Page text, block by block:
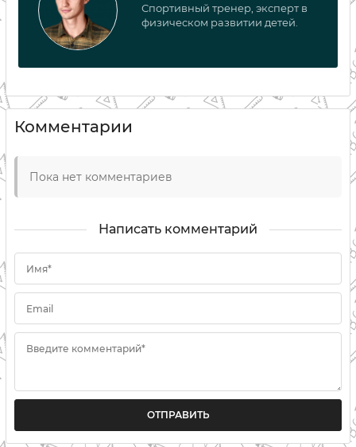
Спортивный тренер, эксперт в
физическом развитии детей.
Комментарии
Пока нет комментариев
Написать комментарий
Имя*
Email
Введите комментарий*
ОТПРАВИТЬ